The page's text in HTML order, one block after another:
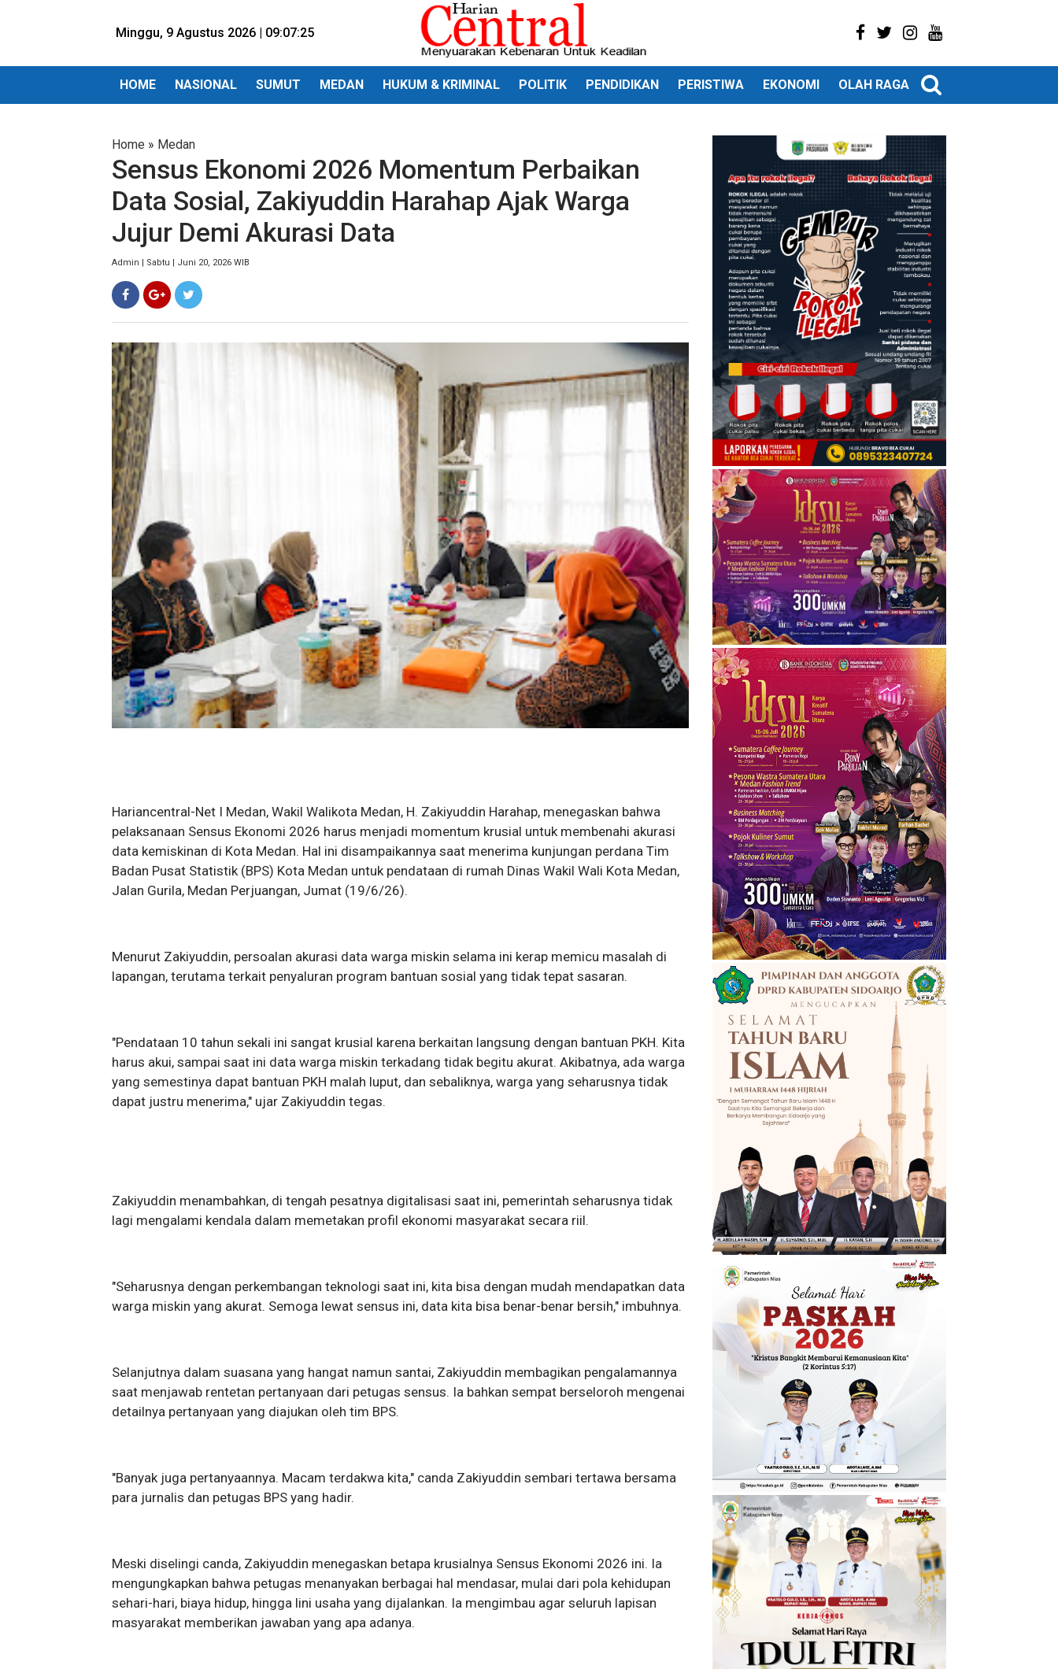
Minggu, 9 Agustus 2026 | 09:07:27
HOME NASIONAL SUMUT MEDAN HUKUM & KRIMINAL POLITIK PENDIDIKAN PERISTIWA EKONOMI OLAH RAGA
Home » Medan
Sensus Ekonomi 2026 Momentum Perbaikan
Data Sosial, Zakiyuddin Harahap Ajak Warga
Jujur Demi Akurasi Data
Admin | Sabtu | Juni 20, 2026 WIB
Hariancentral-Net I Medan, Wakil Walikota Medan, H. Zakiyuddin Harahap, menegaskan bahwa
pelaksanaan Sensus Ekonomi 2026 harus menjadi momentum krusial untuk membenahi akurasi
data kemiskinan di Kota Medan. Hal ini disampaikannya saat menerima kunjungan perdana Tim
Badan Pusat Statistik (BPS) Kota Medan untuk pendataan di rumah Dinas Wakil Wali Kota Medan,
Jalan Gurila, Medan Perjuangan, Jumat (19/6/26).
Menurut Zakiyuddin, persoalan akurasi data warga miskin selama ini kerap memicu masalah di
lapangan, terutama terkait penyaluran program bantuan sosial yang tidak tepat sasaran.
"Pendataan 10 tahun sekali ini sangat krusial karena berkaitan langsung dengan bantuan PKH. Kita
harus akui, sampai saat ini data warga miskin terkadang tidak begitu akurat. Akibatnya, ada warga
yang semestinya dapat bantuan PKH malah luput, dan sebaliknya, warga yang seharusnya tidak
dapat justru menerima," ujar Zakiyuddin tegas.
Zakiyuddin menambahkan, di tengah pesatnya digitalisasi saat ini, pemerintah seharusnya tidak
lagi mengalami kendala dalam memetakan profil ekonomi masyarakat secara riil.
"Seharusnya dengan perkembangan teknologi saat ini, kita bisa dengan mudah mendapatkan data
warga miskin yang akurat. Semoga lewat sensus ini, data kita bisa benar-benar bersih," imbuhnya.
Selanjutnya dalam suasana yang hangat namun santai, Zakiyuddin membagikan pengalamannya
saat menjawab rentetan pertanyaan dari petugas sensus. Ia bahkan sempat berseloroh mengenai
detailnya pertanyaan yang diajukan oleh tim BPS.
"Banyak juga pertanyaannya. Macam terdakwa kita," canda Zakiyuddin sembari tertawa bersama
para jurnalis dan petugas BPS yang hadir.
Meski diselingi canda, Zakiyuddin menegaskan betapa krusialnya Sensus Ekonomi 2026 ini. Ia
mengungkapkan bahwa petugas menanyakan berbagai hal mendasar, mulai dari pola kehidupan
sehari-hari, biaya hidup, hingga lini usaha yang dijalankan. Ia mengimbau agar seluruh lapisan
masyarakat memberikan jawaban yang apa adanya.